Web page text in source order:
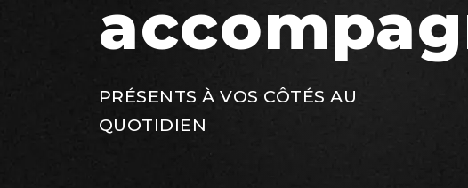
PRÉSENTS À VOS CÔTÉS AU
QUOTIDIEN